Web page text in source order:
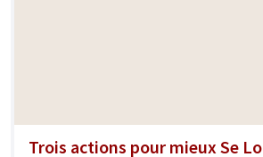
Trois actions pour mieux Se